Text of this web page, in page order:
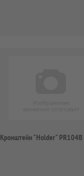
Кронштейн "Holder" PR104B